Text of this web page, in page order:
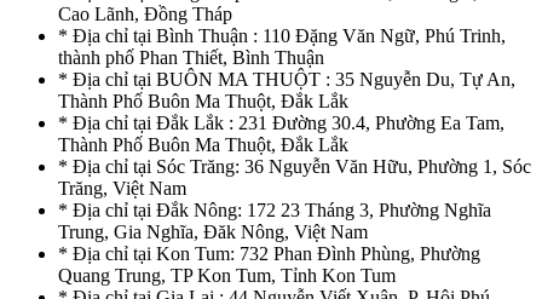
Cao Lãnh, Đồng Tháp
* Địa chỉ tại Bình Thuận : 110 Đặng Văn Ngữ, Phú Trinh,
thành phố Phan Thiết, Bình Thuận
* Địa chỉ tại BUÔN MA THUỘT : 35 Nguyễn Du, Tự An,
Thành Phố Buôn Ma Thuột, Đắk Lắk
* Địa chỉ tại Đắk Lắk : 231 Đường 30.4, Phường Ea Tam,
Thành Phố Buôn Ma Thuột, Đắk Lắk
* Địa chỉ tại Sóc Trăng: 36 Nguyễn Văn Hữu, Phường 1, Sóc
Trăng, Việt Nam
* Địa chỉ tại Đắk Nông: 172 23 Tháng 3, Phường Nghĩa
Trung, Gia Nghĩa, Đăk Nông, Việt Nam
* Địa chỉ tại Kon Tum: 732 Phan Đình Phùng, Phường
Quang Trung, TP Kon Tum, Tỉnh Kon Tum